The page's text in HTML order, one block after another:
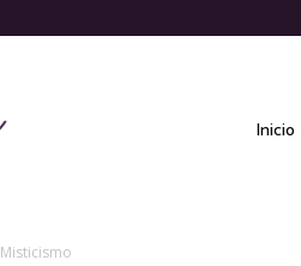
Inicio
Misticismo